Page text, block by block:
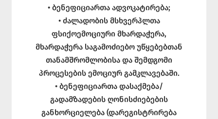
• ბენეფიციართა ადვოკატირება;
• ძალადობის მსხვერპლთა
ფსიქოემოციური მხარდაჭერა,
მხარდაჭერა საგამოძიებო უწყებებთან
თანამშრომლობისა და შემდგომი
პროცესების ემოციურ გამკლავებაში.
• ბენეფიციართა დასაქმება/
გადამზადების ღონისძიებების
განხორციელება (დარეგისტრირება